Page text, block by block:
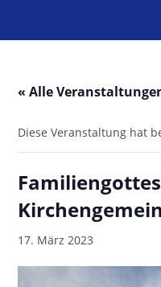
« Alle
Diese Veranstaltung hat
17. März 2023